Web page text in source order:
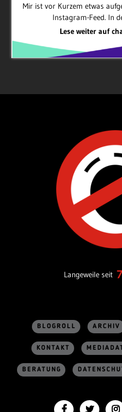
Mir ist vor Kurzem etwas
Instagram-Feed. In
Lese weiter auf
Langeweile seit
BLOGROLL ARCHIV
KONTAKT
BERATUNG